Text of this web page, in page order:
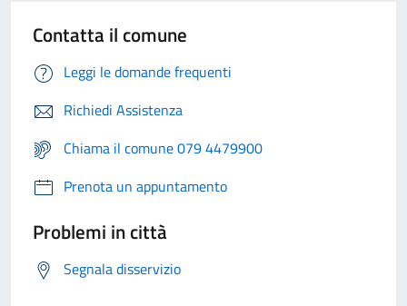
Contatta il comune
Leggi le domande frequenti
Richiedi Assistenza
Chiama il comune 079 4479900
Prenota un appuntamento
Problemi in città
Segnala disservizio